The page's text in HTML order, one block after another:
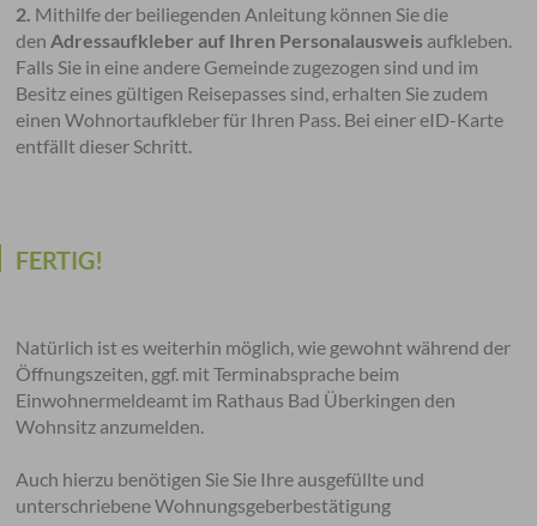
2. Mithilfe der beiliegenden Anleitung können Sie die
den Adressaufkleber auf Ihren Personalausweis aufkleben.
Falls Sie in eine andere Gemeinde zugezogen sind und im
Besitz eines gültigen Reisepasses sind, erhalten Sie zudem
einen Wohnortaufkleber für Ihren Pass. Bei einer eID-Karte
entfällt dieser Schritt. ​
FERTIG!
Natürlich ist es weiterhin möglich, wie gewohnt während der
Öffnungszeiten, ggf. mit Terminabsprache beim
Einwohnermeldeamt im Rathaus Bad Überkingen den
Wohnsitz anzumelden.
Auch hierzu benötigen Sie Sie Ihre ausgefüllte und
unterschriebene Wohnungsgeberbestätigung